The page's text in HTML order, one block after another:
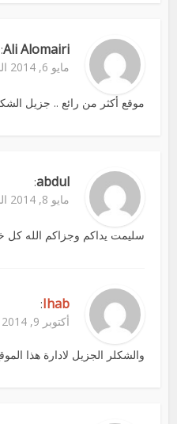
Ali Alomairi
:
مايو 6, 2014 الساعة 10:03 م
موقع أكثر من رائع .. جزيل
abdul
:
مايو 8, 2014 الساعة 9:38 م
سليمت يداكم وجزاكم الله كل
Ihab
:
أكتوبر 9, 2014 الساعة 8:08 ص
والشكلر الجزيل لادارة هذا